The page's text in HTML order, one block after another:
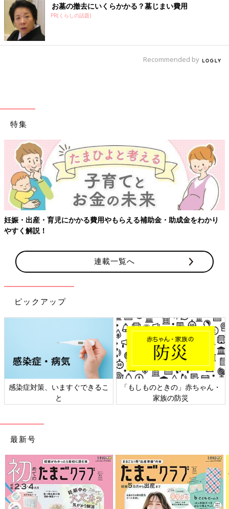
お墓の撤去にいくらかかる？墓じまい費用
PR(くらしの話題)
Recommended by
特集
【ワクチン接種できるものも】妊婦の感染症対策、知っておいて！
連載一覧へ
ピックアップ
日本外来小児科学会リーフレッ
ト検討会
六星占術 細木かおりさんの人生
相談
最新号